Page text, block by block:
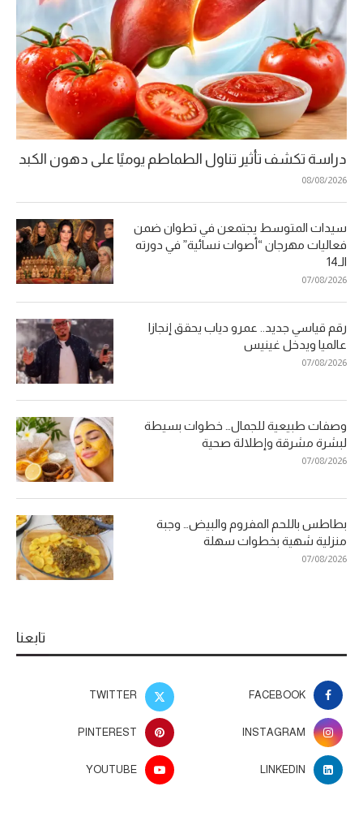
دراسة تكشف تأثير تناول الطماطم يوميًا على دهون الكبد
08/08/2026
سيدات المتوسط يجتمعن في تطوان ضمن
فعاليات مهرجان “أصوات نسائية” في دورته
الـ14
07/08/2026
رقم قياسي جديد.. عمرو دياب يحقق إنجازا
عالميا ويدخل غينيس
07/08/2026
وصفات طبيعية للجمال… خطوات بسيطة
لبشرة مشرقة وإطلالة صحية
07/08/2026
بطاطس باللحم المفروم والبيض… وجبة
منزلية شهية بخطوات سهلة
07/08/2026
تابعنا
FACEBOOK
TWITTER
INSTAGRAM
PINTEREST
LINKEDIN
YOUTUBE